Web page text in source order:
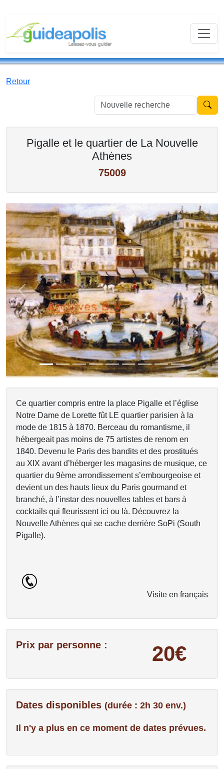
Retour
Pigalle et le quartier de La Nouvelle
Athènes
75009
Previous Next
Ce quartier compris entre la place Pigalle et l’église
Notre Dame de Lorette fût LE quartier parisien à la
mode de 1815 à 1870. Berceau du romantisme, il
hébergeait pas moins de 75 artistes de renom en
1840. Devenu le Paris des bandits et des prostitués
au XIX avant d’héberger les magasins de musique, ce
quartier du 9ème arrondissement s’embourgeoise et
devient un des hauts lieux du Paris gourmand et
branché, à l’instar des nouvelles tables et bars à
cocktails qui fleurissent ici ou là. Découvrez la
Nouvelle Athènes qui se cache derrière SoPi (South
Pigalle).
Visite en français
Prix par personne : 20€
Dates disponibles (durée : 2h 30 env.)
Il n'y a plus en ce moment de dates prévues.